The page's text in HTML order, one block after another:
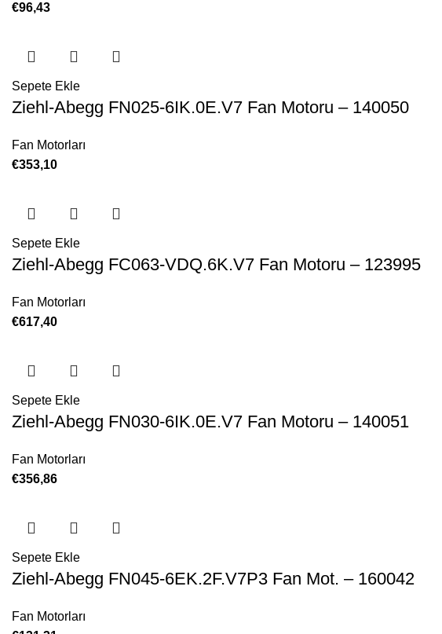
€96,43
Sepete Ekle
Ziehl-Abegg FN025-6IK.0E.V7 Fan Motoru – 140050
Fan Motorları
€353,10
Sepete Ekle
Ziehl-Abegg FC063-VDQ.6K.V7 Fan Motoru – 123995
Fan Motorları
€617,40
Sepete Ekle
Ziehl-Abegg FN030-6IK.0E.V7 Fan Motoru – 140051
Fan Motorları
€356,86
Sepete Ekle
Ziehl-Abegg FN045-6EK.2F.V7P3 Fan Mot. – 160042
Fan Motorları